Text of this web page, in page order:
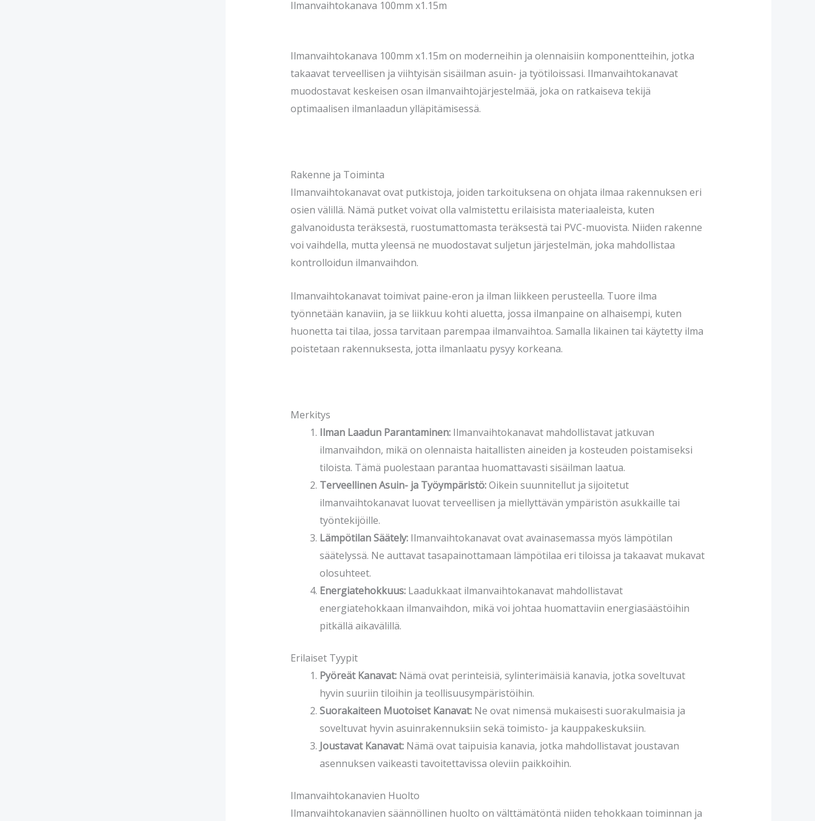
Ilmanvaihtokanava 100mm x1.15m
Ilmanvaihtokanava 100mm x1.15m on moderneihin ja olennaisiin komponentteihin, jotka
takaavat terveellisen ja viihtyisän sisäilman asuin- ja työtiloissasi. Ilmanvaihtokanavat
muodostavat keskeisen osan ilmanvaihtojärjestelmää, joka on ratkaiseva tekijä
optimaalisen ilmanlaadun ylläpitämisessä.
Rakenne ja Toiminta
Ilmanvaihtokanavat ovat putkistoja, joiden tarkoituksena on ohjata ilmaa rakennuksen eri
osien välillä. Nämä putket voivat olla valmistettu erilaisista materiaaleista, kuten
galvanoidusta teräksestä, ruostumattomasta teräksestä tai PVC-muovista. Niiden rakenne
voi vaihdella, mutta yleensä ne muodostavat suljetun järjestelmän, joka mahdollistaa
kontrolloidun ilmanvaihdon.
Ilmanvaihtokanavat toimivat paine-eron ja ilman liikkeen perusteella. Tuore ilma
työnnetään kanaviin, ja se liikkuu kohti aluetta, jossa ilmanpaine on alhaisempi, kuten
huonetta tai tilaa, jossa tarvitaan parempaa ilmanvaihtoa. Samalla likainen tai käytetty ilma
poistetaan rakennuksesta, jotta ilmanlaatu pysyy korkeana.
Merkitys
Ilman Laadun Parantaminen:Ilmanvaihtokanavat mahdollistavat jatkuvan
ilmanvaihdon, mikä on olennaista haitallisten aineiden ja kosteuden poistamiseksi
tiloista. Tämä puolestaan parantaa huomattavasti sisäilman laatua.
Terveellinen Asuin- ja Työympäristö:Oikein suunnitellut ja sijoitetut
ilmanvaihtokanavat luovat terveellisen ja miellyttävän ympäristön asukkaille tai
työntekijöille.
Lämpötilan Säätely:Ilmanvaihtokanavat ovat avainasemassa myös lämpötilan
säätelyssä. Ne auttavat tasapainottamaan lämpötilaa eri tiloissa ja takaavat mukavat
olosuhteet.
Energiatehokkuus:Laadukkaat ilmanvaihtokanavat mahdollistavat
energiatehokkaan ilmanvaihdon, mikä voi johtaa huomattaviin energiasäästöihin
pitkällä aikavälillä.
Erilaiset Tyypit
Pyöreät Kanavat:Nämä ovat perinteisiä, sylinterimäisiä kanavia, jotka soveltuvat
hyvin suuriin tiloihin ja teollisuusympäristöihin.
Suorakaiteen Muotoiset Kanavat:Ne ovat nimensä mukaisesti suorakulmaisia ja
soveltuvat hyvin asuinrakennuksiin sekä toimisto- ja kauppakeskuksiin.
Joustavat Kanavat:Nämä ovat taipuisia kanavia, jotka mahdollistavat joustavan
asennuksen vaikeasti tavoitettavissa oleviin paikkoihin.
Ilmanvaihtokanavien Huolto
Ilmanvaihtokanavien säännöllinen huolto on välttämätöntä niiden tehokkaan toiminnan ja